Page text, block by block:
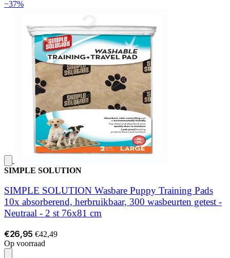
−37%
SIMPLE SOLUTION
SIMPLE SOLUTION Wasbare Puppy Training Pads
10x absorberend, herbruikbaar, 300 wasbeurten getest -
Neutraal - 2 st 76x81 cm
€26,95 €42,49
Op voorraad